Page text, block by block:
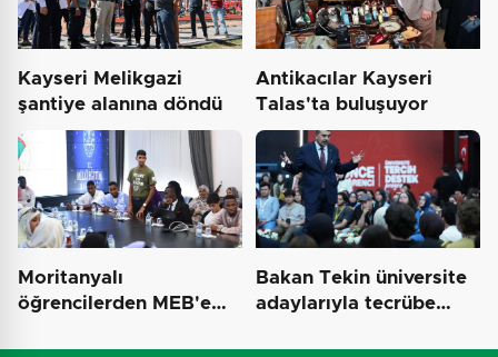
Kayseri Melikgazi
şantiye alanına döndü
Antikacılar Kayseri
Talas'ta buluşuyor
Moritanyalı
öğrencilerden MEB'e
Bakan Tekin üniversite
adaylarıyla tecrübe